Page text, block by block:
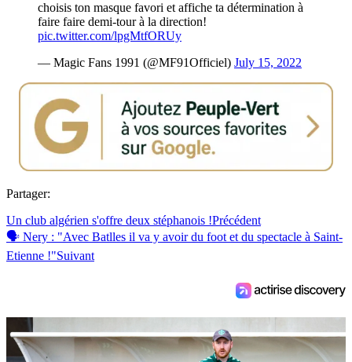
choisis ton masque favori et affiche ta détermination à
faire faire demi-tour à la direction!
pic.twitter.com/lpgMtfORUy
— Magic Fans 1991 (@MF91Officiel) July 15, 2022
Partager:
Un club algérien s'offre deux stéphanois !Précédent
🗣 Nery : "Avec Batlles il va y avoir du foot et du spectacle à Saint-
Etienne !"Suivant